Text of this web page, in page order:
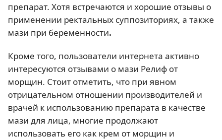
препарат. Хотя встречаются и хорошие отзывы о
применении ректальных суппозиториях, а также
мази при беременности.
Кроме того, пользователи интернета активно
интересуются отзывами о мази Релиф от
морщин. Стоит отметить, что при явном
отрицательном отношении производителей и
врачей к использованию препарата в качестве
мази для лица, многие продолжают
использовать его как крем от морщин и